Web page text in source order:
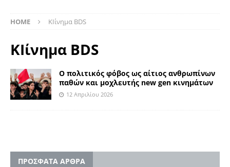
HOME ΚΙίνημα BDS
ΚΙίνημα BDS
Ο πολιτικός φόβος ως αίτιος ανθρωπίνων
παθών και μοχλευτής new gen κινημάτων
12 Απριλίου 2026
ΠΡΟΣΦΑΤΑ ΑΡΘΡΑ